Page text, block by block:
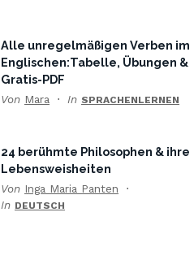
Alle unregelmäßigen Verben im
Englischen:Tabelle, Übungen &
Gratis-PDF
Von Mara In SPRACHENLERNEN
24 berühmte Philosophen & ihre
Lebensweisheiten
Von Inga Maria Panten
In DEUTSCH